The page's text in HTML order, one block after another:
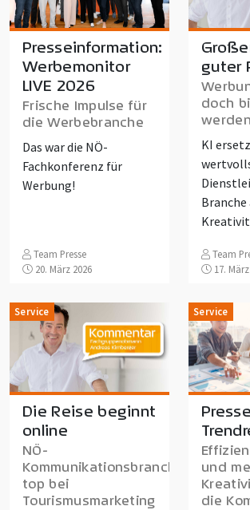
Presseinformation:
Werbemonitor
LIVE 2026
Frische Impulse für
die Werbebranche
Das war die NÖ-
Fachkonferenz für
Werbung!
Team Presse
20. März 2026
guter
doch
KI
Team
17.
Service
Die Reise beginnt
online
NÖ-
Kommunikationsbranche
top bei
Tourismusmarketing
Service
und
die